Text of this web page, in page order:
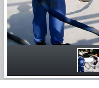
Chúng tôi áp dụng các
toàn và hiệu quả, đảm
gian ngắn. Từ máy hút
phẩm sinh học hỗ trợ
chọn phù hợp với tình
chuyên nghiệp, dịch vụ
chế mùi hôi và bảo vệ tuổi